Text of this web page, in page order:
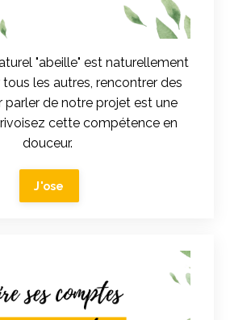
"abeille" est naturellement
les autres, rencontrer des
parler de notre projet est une
cette compétence en
douceur.
J'ose